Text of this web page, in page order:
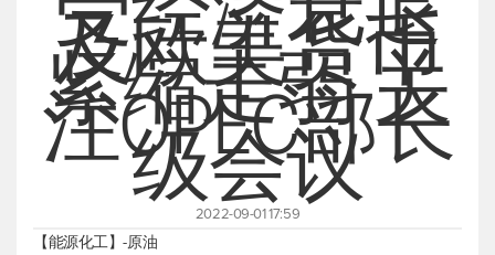
及欧美货币
紧缩走弱 关
注OPEC部长
级会议
2022-09-01 17:59
【能源化工】-原油